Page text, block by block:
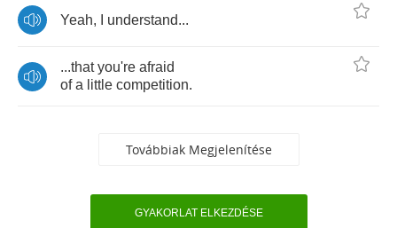
Yeah, understand...
...that you're afraid
of a little competition.
Továbbiak Megjelenítése
GYAKORLAT ELKEZDÉSE